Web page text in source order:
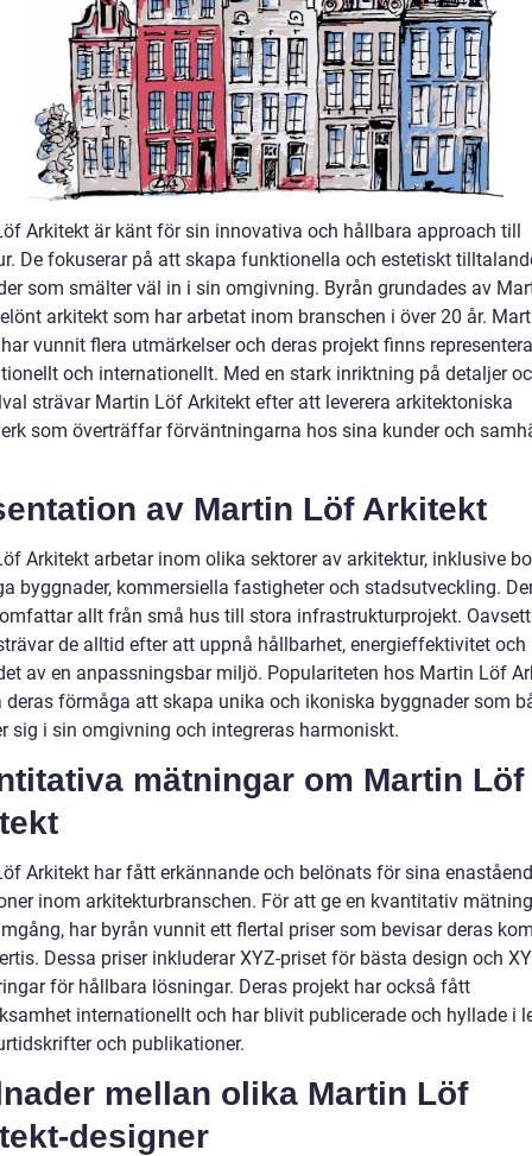
Arkitekt är känt för sin innovativa och hållbara approach till
De fokuserar på att skapa funktionella och estetiskt
som smälter väl in i sin omgivning. Byrån grundades av
arkitekt som har arbetat inom branschen i över 20 år.
vunnit flera utmärkelser och deras projekt finns
och internationellt. Med en stark inriktning på detaljer
strävar Martin Löf Arkitekt efter att leverera arkitektoniska
som överträffar förväntningarna hos sina kunder och
av Martin Löf Arkitekt
Arkitekt arbetar inom olika sektorer av arkitektur, inklusive
byggnader, kommersiella fastigheter och stadsutveckling.
allt från små hus till stora infrastrukturprojekt.
de alltid efter att uppnå hållbarhet, energieffektivitet och
av en anpassningsbar miljö. Populariteten hos Martin Löf
deras förmåga att skapa unika och ikoniska byggnader som
sig i sin omgivning och integreras harmoniskt.
mätningar om Martin Löf
Arkitekt har fått erkännande och belönats för sina
inom arkitekturbranschen. För att ge en kvantitativ
har byrån vunnit ett flertal priser som bevisar deras
Dessa priser inkluderar XYZ-priset för bästa design och
för hållbara lösningar. Deras projekt har också fått
internationellt och har blivit publicerade och hyllade i
och publikationer.
mellan olika Martin Löf
designer